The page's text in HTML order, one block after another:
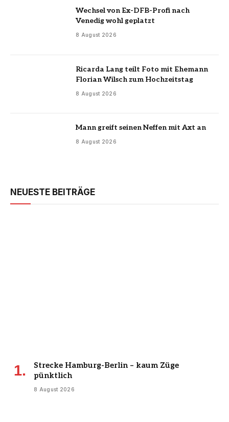
Wechsel von Ex-DFB-Profi nach
Venedig wohl geplatzt
8 August 2026
Ricarda Lang teilt Foto mit Ehemann
Florian Wilsch zum Hochzeitstag
8 August 2026
Mann greift seinen Neffen mit Axt an
8 August 2026
NEUESTE BEITRÄGE
Strecke Hamburg-Berlin – kaum Züge
pünktlich
8 August 2026